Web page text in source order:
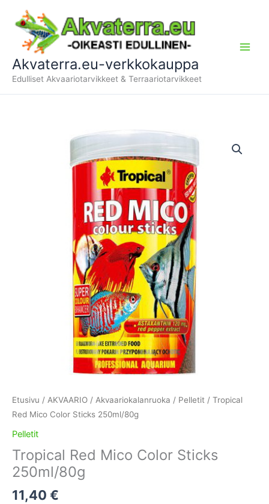
sisältöön
Akvaterra.eu-verkkokauppa
Edulliset Akvaariotarvikkeet & Terraariotarvikkeet
Etusivu / AKVAARIO / Akvaariokalanruoka / Pelletit / Tropical
Red Mico Color Sticks 250ml/80g
Pelletit
Tropical Red Mico Color Sticks
250ml/80g
11,40 €